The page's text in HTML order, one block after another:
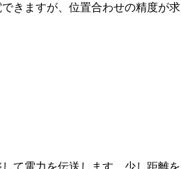
きますが、位置合わせの精度が求
て電力を伝送します。少し距離を